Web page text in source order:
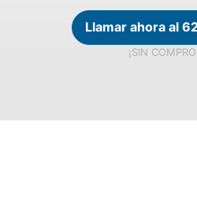
Llamar ahora al
¡SIN